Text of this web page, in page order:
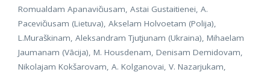
Romualdam Apanavičiusam, Astai Gustaitienei, A.
Pacevičiusam (Lietuva), Akselam Holvoetam (Polija),
L.Muraškinam, Aleksandram Tjutjunam (Ukraina), Mihaelam
Jaumanam (Vācija), M. Housdenam, Denisam Demidovam,
Nikolajam Kokšarovam, A. Kolganovai, V. Nazarjukam,